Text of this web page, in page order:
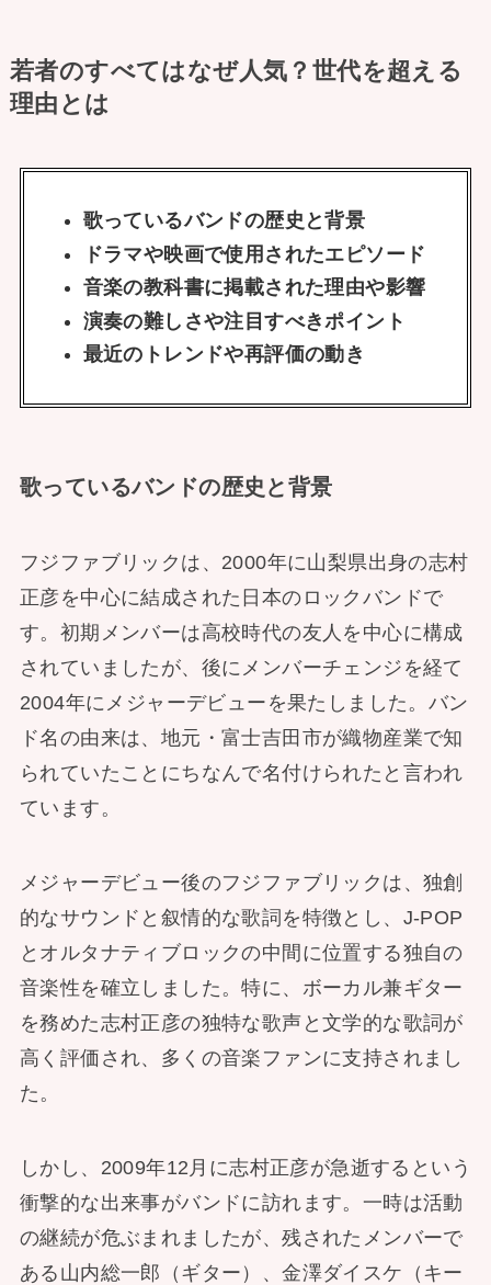
若者のすべてはなぜ人気？世代を超える
理由とは
歌っているバンドの歴史と背景
ドラマや映画で使用されたエピソード
音楽の教科書に掲載された理由や影響
演奏の難しさや注目すべきポイント
最近のトレンドや再評価の動き
歌っているバンドの歴史と背景
フジファブリックは、2000年に山梨県出身の志村
正彦を中心に結成された日本のロックバンドで
す。初期メンバーは高校時代の友人を中心に構成
されていましたが、後にメンバーチェンジを経て
2004年にメジャーデビューを果たしました。バン
ド名の由来は、地元・富士吉田市が織物産業で知
られていたことにちなんで名付けられたと言われ
ています。
メジャーデビュー後のフジファブリックは、独創
的なサウンドと叙情的な歌詞を特徴とし、J-POP
とオルタナティブロックの中間に位置する独自の
音楽性を確立しました。特に、ボーカル兼ギター
を務めた志村正彦の独特な歌声と文学的な歌詞が
高く評価され、多くの音楽ファンに支持されまし
た。
しかし、2009年12月に志村正彦が急逝するという
衝撃的な出来事がバンドに訪れます。一時は活動
の継続が危ぶまれましたが、残されたメンバーで
ある山内総一郎（ギター）、金澤ダイスケ（キー